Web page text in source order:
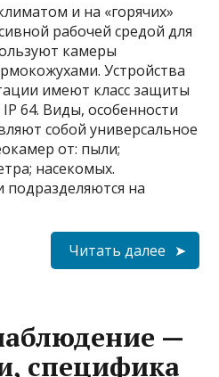
и на «горячих»
рабочей средой для
камеры
Устройства
имеют класс защиты
64. Виды, особенности
собой универсальное
от: пыли;
насекомых.
на
Читать далее
—
специфика